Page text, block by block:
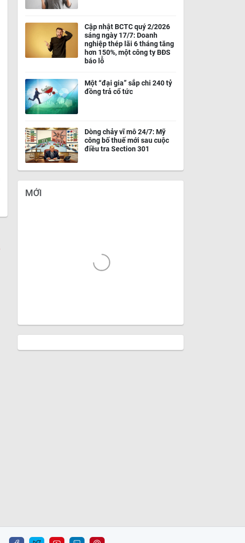
Cập nhật BCTC quý 2/2026
sáng ngày 17/7: Doanh
nghiệp thép lãi 6 tháng tăng
hơn 150%, một công ty BĐS
báo lỗ
Một “đại gia” sắp chi 240 tỷ
đồng trả cổ tức
Dòng chảy vĩ mô 24/7: Mỹ
công bố thuế mới sau cuộc
điều tra Section 301
MỚI